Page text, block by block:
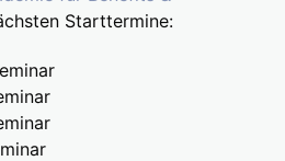
Starttermine: